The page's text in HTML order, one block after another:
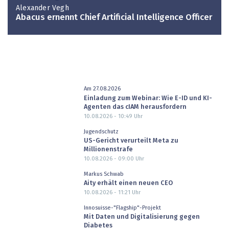
Alexander Vegh
Abacus ernennt Chief Artificial Intelligence Officer
Am 27.08.2026
Einladung zum Webinar: Wie E-ID und KI-
Agenten das cIAM herausfordern
10.08.2026 - 10:49 Uhr
Jugendschutz
US-Gericht verurteilt Meta zu
Millionenstrafe
10.08.2026 - 09:00 Uhr
Markus Schwab
Aity erhält einen neuen CEO
10.08.2026 - 11:21 Uhr
Innosuisse-"Flagship"-Projekt
Mit Daten und Digitalisierung gegen
Diabetes